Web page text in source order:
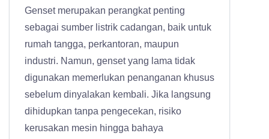
Genset merupakan perangkat penting
sebagai sumber listrik cadangan, baik untuk
rumah tangga, perkantoran, maupun
industri. Namun, genset yang lama tidak
digunakan memerlukan penanganan khusus
sebelum dinyalakan kembali. Jika langsung
dihidupkan tanpa pengecekan, risiko
kerusakan mesin hingga bahaya